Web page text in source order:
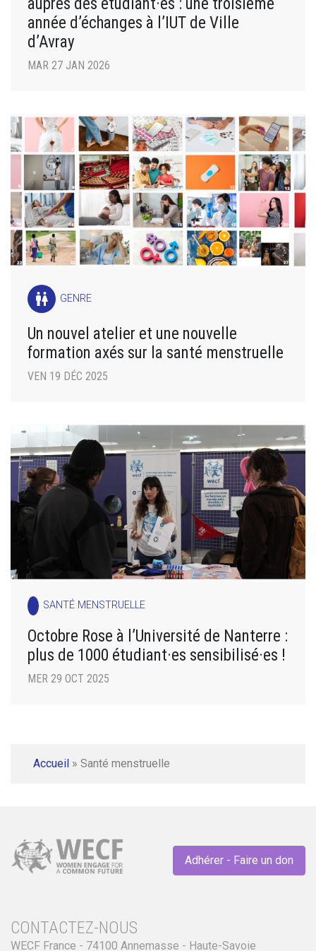
année d’échanges à l’IUT de Ville
d’Avray
MAR 27 JAN 2026
wc GENRE
Un nouvel atelier et une nouvelle
formation axés sur la santé menstruelle
VEN 19 DÉC 2025
SANTÉ MENSTRUELLE
Octobre Rose à l’Université de Nanterre :
plus de 1000 étudiant·es sensibilisé·es !
MER 29 OCT 2025
Accueil » Santé menstruelle
Adhérer - Faire un don
CONTACTEZ-NOUS
WECF France - 74100 Annemasse - Haute-Savoie